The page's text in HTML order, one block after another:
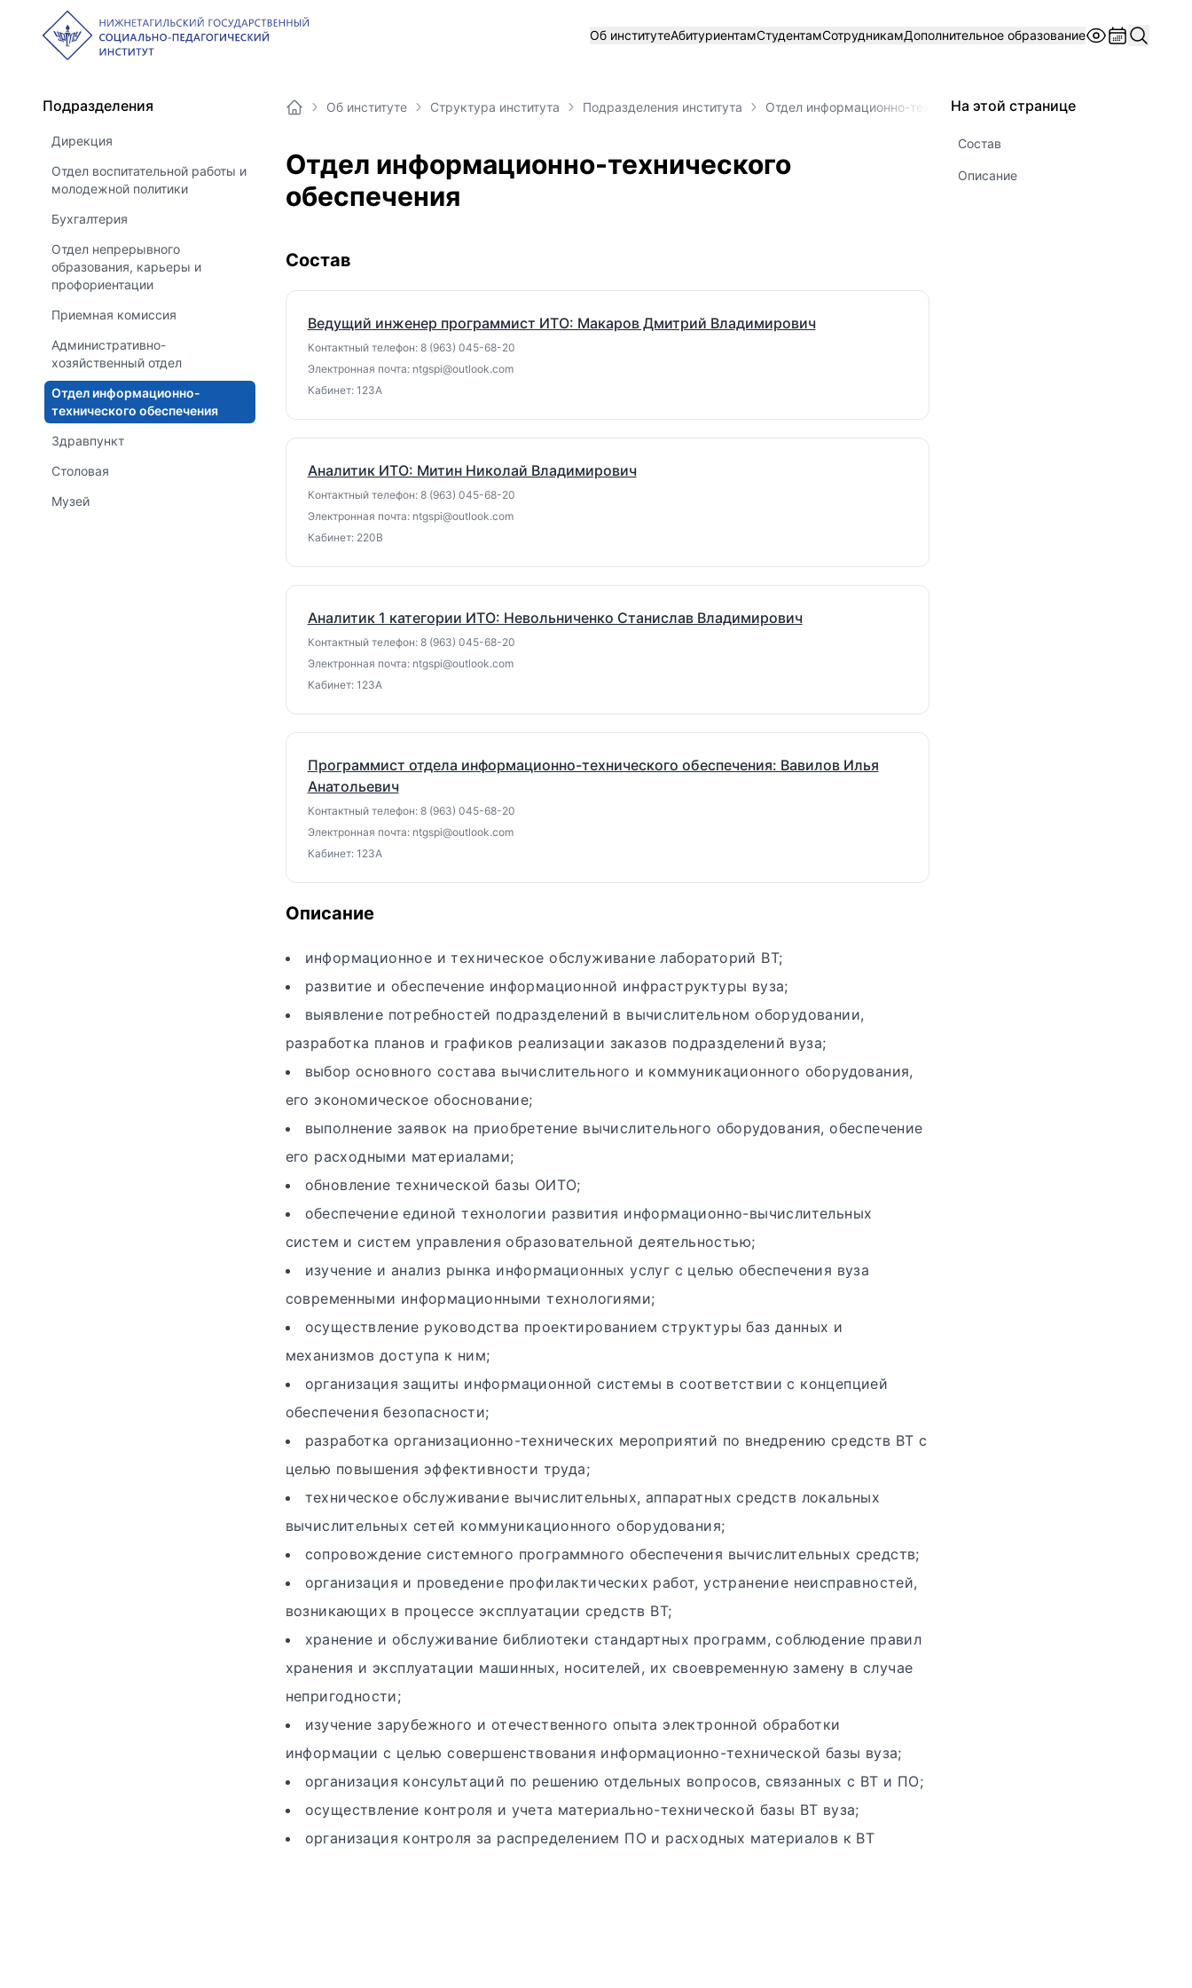
Об институтеАбитуриентамСтудентамСотрудникамДополнительное образование
Подразделения
Дирекция
Отдел воспитательной работы и
молодежной политики
Бухгалтерия
Отдел непрерывного
образования, карьеры и
профориентации
Приемная комиссия
Административно-
хозяйственный отдел
Отдел информационно-
технического обеспечения
Здравпункт
Столовая
Музей
На этой странице
Состав
Описание
Об институте Структура института Подразделения института Отдел информационно-технического обеспечения
Отдел информационно-технического
обеспечения
Состав
Ведущий инженер программист ИТО: Макаров Дмитрий Владимирович
Контактный телефон: 8 (963) 045-68-20
Электронная почта: ntgspi@outlook.com
Кабинет: 123А
Аналитик ИТО: Митин Николай Владимирович
Контактный телефон: 8 (963) 045-68-20
Электронная почта: ntgspi@outlook.com
Кабинет: 220В
Аналитик 1 категории ИТО: Невольниченко Станислав Владимирович
Контактный телефон: 8 (963) 045-68-20
Электронная почта: ntgspi@outlook.com
Кабинет: 123А
Программист отдела информационно-технического обеспечения: Вавилов Илья
Анатольевич
Контактный телефон: 8 (963) 045-68-20
Электронная почта: ntgspi@outlook.com
Кабинет: 123А
Описание
информационное и техническое обслуживание лабораторий ВТ;
развитие и обеспечение информационной инфраструктуры вуза;
выявление потребностей подразделений в вычислительном оборудовании,
разработка планов и графиков реализации заказов подразделений вуза;
выбор основного состава вычислительного и коммуникационного оборудования,
его экономическое обоснование;
выполнение заявок на приобретение вычислительного оборудования, обеспечение
его расходными материалами;
обновление технической базы ОИТО;
обеспечение единой технологии развития информационно-вычислительных
систем и систем управления образовательной деятельностью;
изучение и анализ рынка информационных услуг с целью обеспечения вуза
современными информационными технологиями;
осуществление руководства проектированием структуры баз данных и
механизмов доступа к ним;
организация защиты информационной системы в соответствии с концепцией
обеспечения безопасности;
разработка организационно-технических мероприятий по внедрению средств ВТ с
целью повышения эффективности труда;
техническое обслуживание вычислительных, аппаратных средств локальных
вычислительных сетей коммуникационного оборудования;
сопровождение системного программного обеспечения вычислительных средств;
организация и проведение профилактических работ, устранение неисправностей,
возникающих в процессе эксплуатации средств ВТ;
хранение и обслуживание библиотеки стандартных программ, соблюдение правил
хранения и эксплуатации машинных, носителей, их своевременную замену в случае
непригодности;
изучение зарубежного и отечественного опыта электронной обработки
информации с целью совершенствования информационно-технической базы вуза;
организация консультаций по решению отдельных вопросов, связанных с ВТ и ПО;
осуществление контроля и учета материально-технической базы ВТ вуза;
организация контроля за распределением ПО и расходных материалов к ВТ